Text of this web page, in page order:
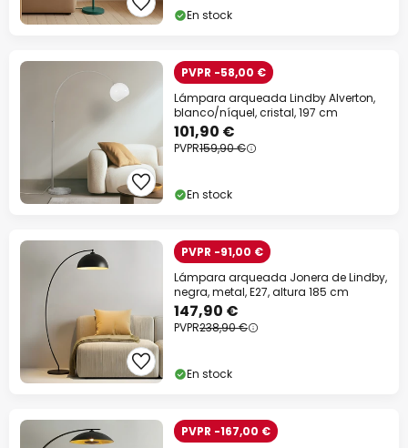
En stock
PVPR -58,00 €
Lámpara arqueada Lindby Alverton,
blanco/níquel, cristal, 197 cm
101,90 €
PVPR159,90 €
En stock
PVPR -91,00 €
Lámpara arqueada Jonera de Lindby,
negra, metal, E27, altura 185 cm
147,90 €
PVPR238,90 €
En stock
PVPR -167,00 €